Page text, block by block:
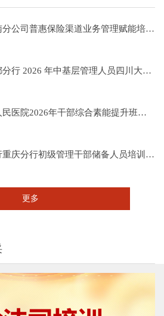
中邮保险湖南分公司普惠保险渠道业务管理赋能培训班在四川大学全国干部教育培训基地顺利开班
重庆银行成都分行 2026 年中基层管理人员四川大学培训项目（第一期）在四川大学全国干部教育培训基地顺利开班
宜宾市第三人民医院2026年干部综合素能提升班在四川大学全国干部教育培训基地顺利开班
中国光大银行重庆分行初级管理干部储备人员培训班在四川大学全国干部教育培训基地顺利开班
更多